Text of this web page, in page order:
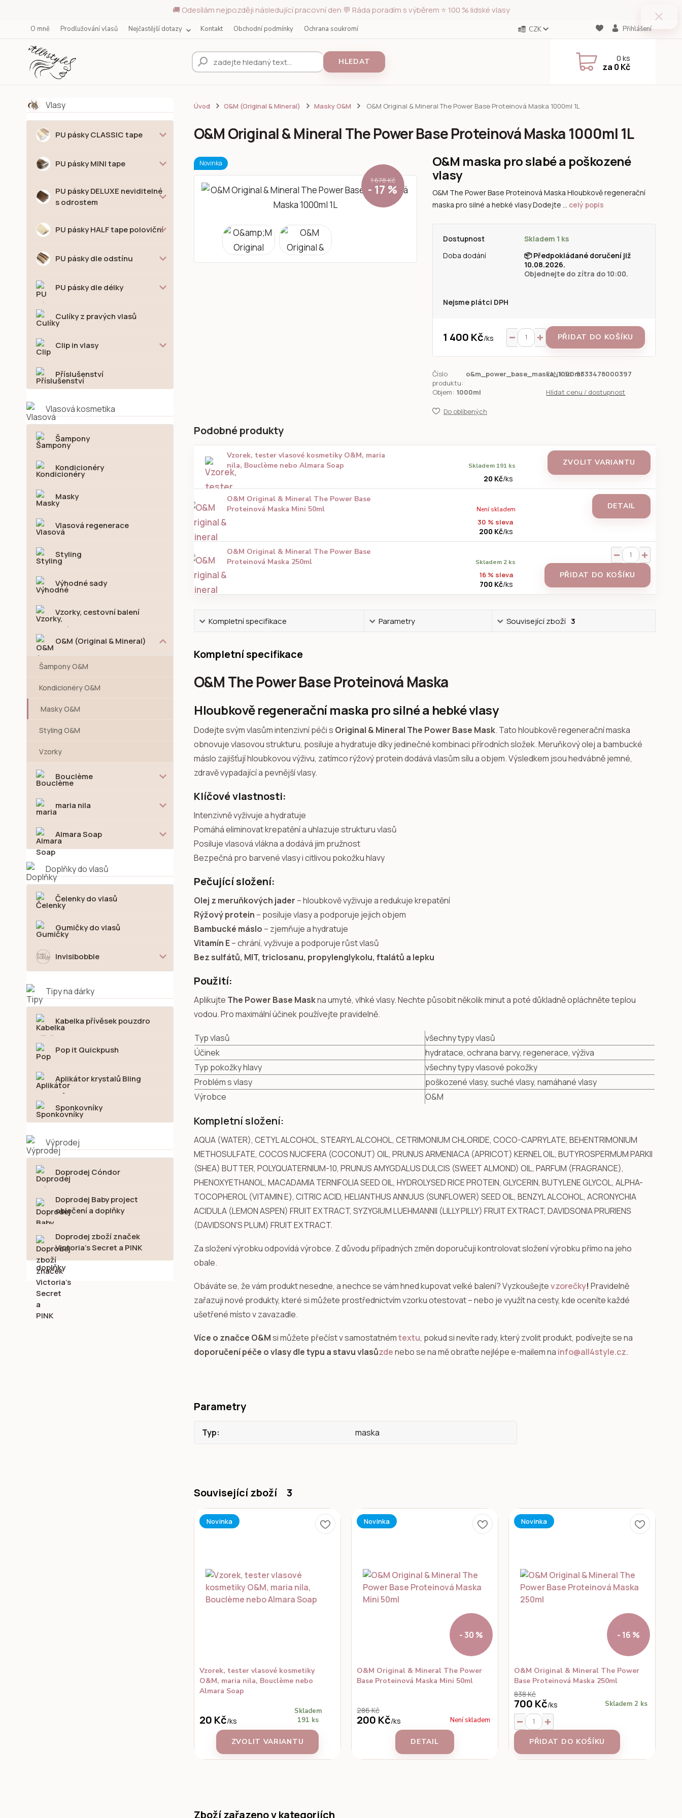
🚚 Odesílám nejpozději následující pracovní den 💬 Ráda poradím s výběrem ⭐ 100 % lidské vlasy
O mně Prodlužování vlasů Nejčastější dotazy Kontakt Obchodní podmínky Ochrana soukromí CZK Přihlášení
HLEDAT 0ks
za 0 Kč
Vlasy
PU pásky CLASSIC tape
PU pásky MINI tape
PU pásky DELUXE neviditelné
s odrostem
PU pásky HALF tape poloviční
PU pásky dle odstínu
PU pásky dle délky
Culíky z pravých vlasů
Clip in vlasy
Příslušenství
Vlasová kosmetika
Šampony
Kondicionéry
Masky
Vlasová regenerace
Styling
Výhodné sady
Vzorky, cestovní balení
O&M (Original & Mineral)
Šampony O&M
Kondicionéry O&M
Masky O&M
Styling O&M
Vzorky
Bouclème
maria nila
Almara Soap
Doplňky do vlasů
Čelenky do vlasů
Gumičky do vlasů
Invisibobble
Tipy na dárky
Kabelka přívěsek pouzdro
Pop it Quickpush
Aplikátor krystalů Bling
Sponkovníky
Výprodej
Doprodej Cóndor
Doprodej Baby project
oblečení a doplňky
Doprodej zboží značek
Victoria's Secret a PINK
Úvod O&M (Original & Mineral) Masky O&M O&M Original & Mineral The Power Base Proteinová Maska 1000ml 1L
O&M Original & Mineral The Power Base Proteinová Maska 1000ml 1L
Novinka
1 678 Kč
- 17 %
O&M maska pro slabé a poškozené
vlasy
O&M The Power Base Proteinová Maska Hloubkově regenerační
maska pro silné a hebké vlasy Dodejte ... celý popis
Dostupnost
Skladem 1 ks
Doba dodání
📦Předpokládané doručení již
10.08.2026.
Objednejte do zítra do 10:00.
Nejsme plátci DPH
1 400 Kč/ks PŘIDAT DO KOŠÍKU
Číslo
produktu:
o&m_power_base_maska_1000ml
EAN kód: 9333478000397
Objem: 1000ml Hlídat cenu / dostupnost
Do oblíbených
Podobné produkty
Vzorek, tester vlasové kosmetiky O&M, maria
nila, Bouclème nebo Almara Soap
20 Kč/ks
Skladem 191 ks ZVOLIT VARIANTU
O&M Original & Mineral The Power Base
Proteinová Maska Mini 50ml
30 % sleva
200 Kč/ks
Není skladem DETAIL
O&M Original & Mineral The Power Base
Proteinová Maska 250ml
16 % sleva
700 Kč/ks
Skladem 2 ks
PŘIDAT DO KOŠÍKU
Kompletní specifikace Parametry Související zboží 3
Kompletní specifikace
O&M The Power Base Proteinová Maska
Hloubkově regenerační maska pro silné a hebké vlasy
Dodejte svým vlasům intenzivní péči s Original & Mineral The Power Base Mask. Tato hloubkově regenerační maska
obnovuje vlasovou strukturu, posiluje a hydratuje díky jedinečné kombinaci přírodních složek. Meruňkový olej a bambucké
máslo zajišťují hloubkovou výživu, zatímco rýžový protein dodává vlasům sílu a objem. Výsledkem jsou hedvábně jemné,
zdravě vypadající a pevnější vlasy.
Klíčové vlastnosti:
Intenzivně vyživuje a hydratuje
Pomáhá eliminovat krepatění a uhlazuje strukturu vlasů
Posiluje vlasová vlákna a dodává jim pružnost
Bezpečná pro barvené vlasy i citlivou pokožku hlavy
Pečující složení:
Olej z meruňkových jader – hloubkově vyživuje a redukuje krepatění
Rýžový protein – posiluje vlasy a podporuje jejich objem
Bambucké máslo – zjemňuje a hydratuje
Vitamín E– chrání, vyživuje a podporuje růst vlasů
Bez sulfátů, MIT, triclosanu, propylenglykolu, ftalátů a lepku
Použití:
Aplikujte The Power Base Maskna umyté, vlhké vlasy. Nechte působit několik minut a poté důkladně opláchněte teplou
vodou. Pro maximální účinek používejte pravidelně.
Typ vlasů
všechny typy vlasů
Účinek
hydratace, ochrana barvy, regenerace, výživa
Typ pokožky hlavy
všechny typy vlasové pokožky
Problém s vlasy
poškozené vlasy, suché vlasy, namáhané vlasy
Výrobce
O&M
Kompletní složení:
AQUA (WATER), CETYL ALCOHOL, STEARYL ALCOHOL, CETRIMONIUM CHLORIDE, COCO-CAPRYLATE, BEHENTRIMONIUM
METHOSULFATE, COCOS NUCIFERA (COCONUT) OIL, PRUNUS ARMENIACA (APRICOT) KERNEL OIL, BUTYROSPERMUM PARKII
(SHEA) BUTTER, POLYQUATERNIUM-10, PRUNUS AMYGDALUS DULCIS (SWEET ALMOND) OIL, PARFUM (FRAGRANCE),
PHENOXYETHANOL, MACADAMIA TERNIFOLIA SEED OIL, HYDROLYSED RICE PROTEIN, GLYCERIN, BUTYLENE GLYCOL, ALPHA-
TOCOPHEROL (VITAMIN E), CITRIC ACID, HELIANTHUS ANNUUS (SUNFLOWER) SEED OIL, BENZYL ALCOHOL, ACRONYCHIA
ACIDULA (LEMON ASPEN) FRUIT EXTRACT, SYZYGIUM LUEHMANNII (LILLY PILLY) FRUIT EXTRACT, DAVIDSONIA PRURIENS
(DAVIDSON'S PLUM) FRUIT EXTRACT.
Za složení výrobku odpovídá výrobce. Z důvodu případných změn doporučuji kontrolovat složení výrobku přímo na jeho
obale.
Obáváte se, že vám produkt nesedne, a nechce se vám hned kupovat velké balení? Vyzkoušejtevzorečky! Pravidelně
zařazuji nové produkty, které si můžete prostřednictvím vzorku otestovat – nebo je využít na cesty, kde oceníte každé
ušetřené místo v zavazadle.
Více o značce O&Msi můžete přečíst v samostatnémtextu, pokud si nevíte rady, který zvolit produkt, podívejte se na
doporučení péče o vlasy dle typu a stavu vlasůzdenebo se na mě obraťte nejlépe e-mailem na info@all4style.cz.
Parametry
Typ maska
Související zboží 3
Novinka
Vzorek, tester vlasové kosmetiky
O&M, maria nila, Bouclème nebo
Almara Soap
20 Kč/ks
Skladem
191 ks
ZVOLIT VARIANTU
Novinka
- 30 %
O&M Original & Mineral The Power
Base Proteinová Maska Mini 50ml
286 Kč
200 Kč/ks Není skladem
DETAIL
Novinka
- 16 %
O&M Original & Mineral The Power
Base Proteinová Maska 250ml
838 Kč
700 Kč/ks Skladem 2 ks
PŘIDAT DO KOŠÍKU
Zboží zařazeno v kategoriích